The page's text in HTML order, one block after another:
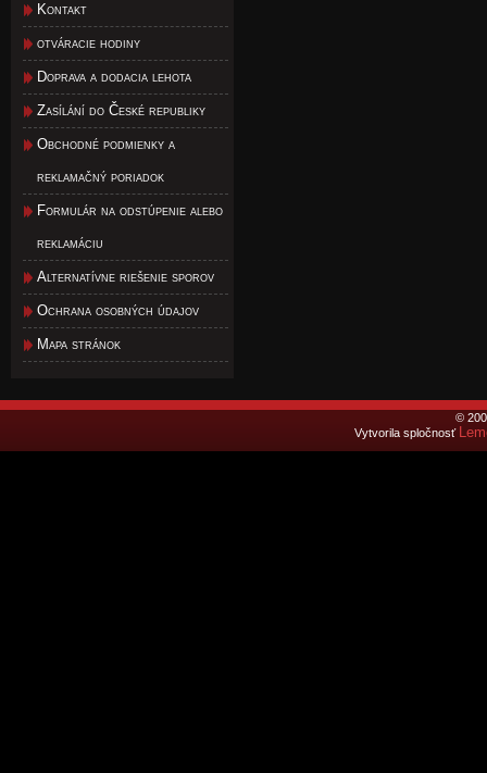
Kontakt
otváracie hodiny
Doprava a dodacia lehota
Zasílání do České republiky
Obchodné podmienky a
reklamačný poriadok
Formulár na odstúpenie alebo
reklamáciu
Alternatívne riešenie sporov
Ochrana osobných údajov
Mapa stránok
©
Vytvorila spločnosť